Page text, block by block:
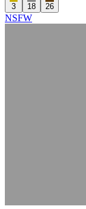
3 18 26
NSFW